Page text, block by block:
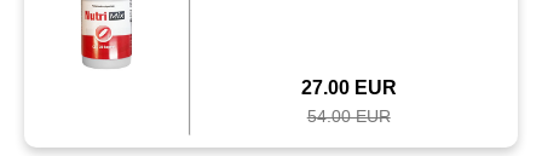
27.00 EUR
54.00 EUR